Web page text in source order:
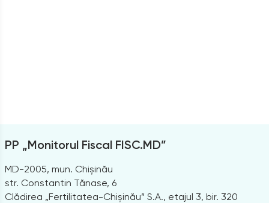
PP „Monitorul Fiscal FISC.MD”
MD-2005, mun. Chișinău
str. Constantin Tănase, 6
Clădirea „Fertilitatea-Chișinău” S.A., etajul 3, bir. 320